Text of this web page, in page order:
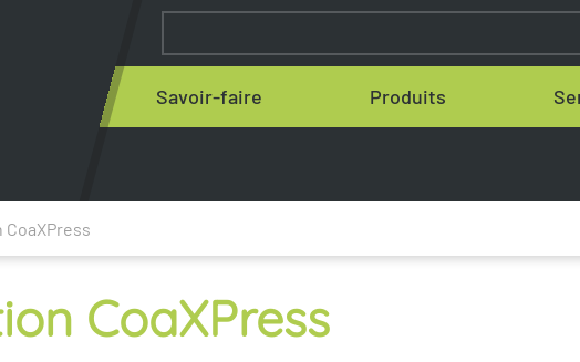
Savoir-faire Produits
CoaXPress